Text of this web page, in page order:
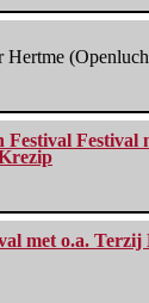
Hertme
Festival Festival
met o.a. Terzij